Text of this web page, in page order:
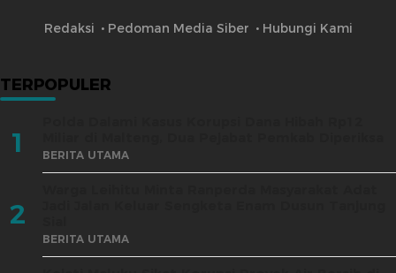
Redaksi Pedoman Media Siber Hubungi Kami
TERPOPULER
1 BERITA UTAMA
2
BERITA UTAMA